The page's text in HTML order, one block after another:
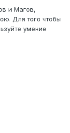
и Магов,
Для того чтобы
умение